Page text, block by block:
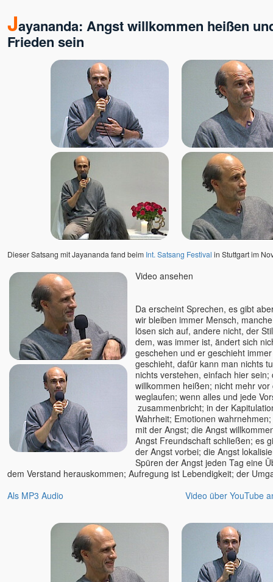
Jayananda: Angst willkommen heißen
Frieden sein
Dieser Satsang mit Jayananda fand beim Int. Satsang Festival in Stuttgart im
Video ansehen
Da erscheint Sprechen, es gibt
wir bleiben immer Mensch,
lösen sich auf, andere nicht, der
dem, was immer ist, ändert sich
geschehen und er geschieht
geschieht, dafür kann man nichts
nichts verstehen, einfach hier sein;
willkommen heißen; nicht mehr vor
weglaufen; wenn alles und jede
zusammenbricht; in der
Wahrheit; Emotionen
mit der Angst; die Angst
Angst Freundschaft schließen; es
der Angst vorbei; die Angst
Spüren der Angst jeden Tag eine
dem Verstand herauskommen; Aufregung ist Lebendigkeit; der
Als MP3 Audio
Video über YouTube